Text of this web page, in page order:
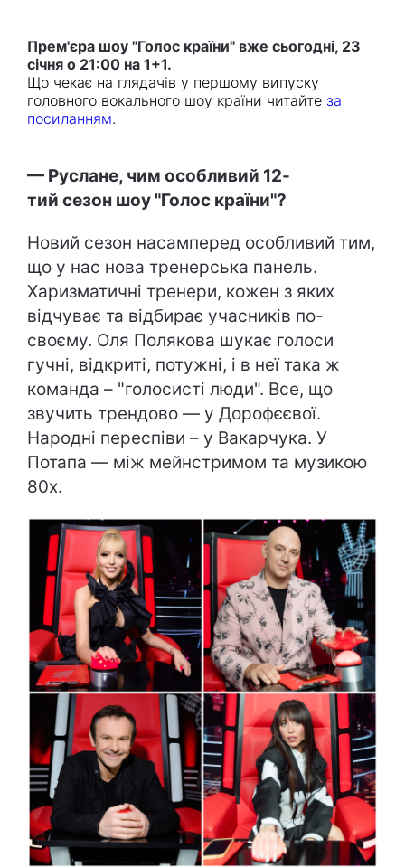
Прем'єра шоу "Голос країни" вже сьогодні, 23
січня о 21:00 на 1+1.
Що чекає на глядачів у першому випуску
головного вокального шоу країни читайте за
посиланням.
— Руслане, чим особливий 12-
тий сезон шоу "Голос країни"?
Новий сезон насамперед особливий тим,
що у нас нова тренерська панель.
Харизматичні тренери, кожен з яких
відчуває та відбирає учасників по-
своєму. Оля Полякова шукає голоси
гучні, відкриті, потужні, і в неї така ж
команда – "голосисті люди". Все, що
звучить трендово — у Дорофєєвої.
Народні переспіви – у Вакарчука. У
Потапа — між мейнстримом та музикою
80х.